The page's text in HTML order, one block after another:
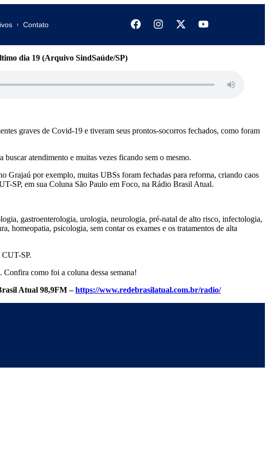
Contato
dia 19 (Arquivo SindSaúde/SP)
graves de Covid-19 e tiveram seus prontos-socorros fechados, como foram
buscar atendimento e muitas vezes ficando sem o mesmo.
Grajaú por exemplo, muitas UBSs foram fechadas para reforma, criando caos
SP, em sua Coluna São Paulo em Foco, na Rádio Brasil Atual.
gastroenterologia, urologia, neurologia, pré-natal de alto risco, infectologia,
psicologia, sem contar os exames e os tratamentos de alta
CUT-SP.
como foi a coluna dessa semana!
Atual 98,9FM –https://www.redebrasilatual.com.br/radio/